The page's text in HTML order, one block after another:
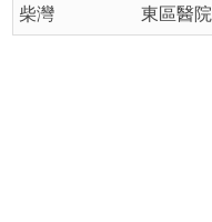
柴灣 東區醫院